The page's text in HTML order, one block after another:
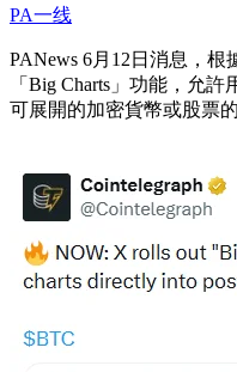
PA一线
PANews 6月12日消息，根
「Big Charts」功能，允
可展開的加密貨幣或股票